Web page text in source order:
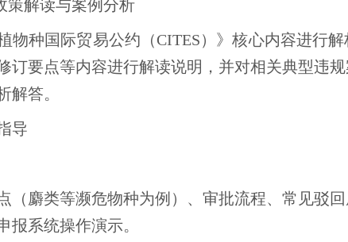
策解读与案例分析
物种国际贸易公约（CITES）》核心内容进行
订要点等内容进行解读说明，并对相关典型违规
解答。
导
（麝类等濒危物种为例）、审批流程、常见驳
报系统操作演示。